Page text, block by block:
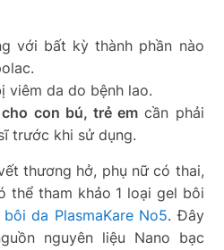
với bất kỳ thành phần nào
viêm da do bệnh lao.
con bú, trẻ em cần phải
trước khi sử dụng.
thương hở, phụ nữ có thai,
thể tham khảo 1 loại gel bôi
bôi da PlasmaKare No5. Đây
nguyên liệu Nano bạc